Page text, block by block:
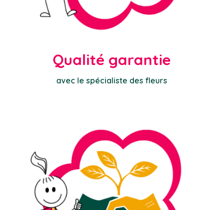
Qualité garantie
avec le spécialiste des fleurs